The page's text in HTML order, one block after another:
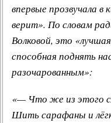
впервые прозвучала в
верит». По словам
Волковой, это
способная поднять
разочарованным»:
«— Что же из этого
Шить сарафаны и